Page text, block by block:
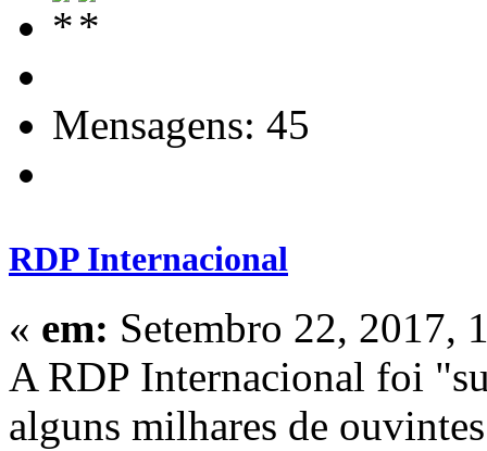
Mensagens: 45
RDP Internacional
« em: Setembro 22, 2017,
A RDP Internacional foi
alguns milhares de